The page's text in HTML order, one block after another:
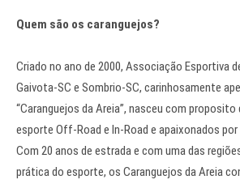
Quem são os caranguejos?
Criado no ano de 2000, Associação Esportiva
Gaivota-SC e Sombrio-SC, carinhosamente
“Caranguejos da Areia”, nasceu com
esporte Off-Road e In-Road e apaixonados
Com 20 anos de estrada e com uma das
prática do esporte, os Caranguejos da Areia